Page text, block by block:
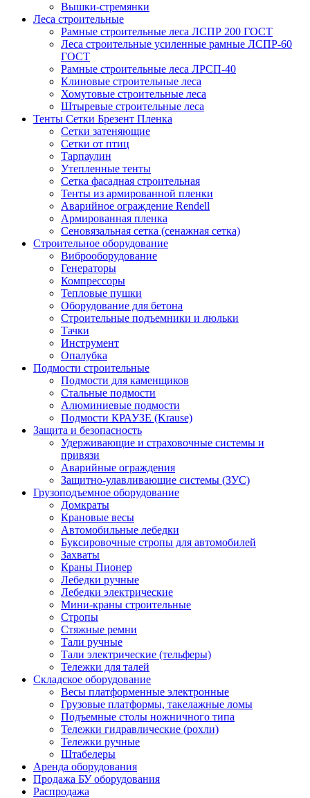
Вышки-стремянки
Леса строительные
Рамные строительные леса ЛСПР 200 ГОСТ
Леса строительные усиленные рамные ЛСПР-60
ГОСТ
Рамные строительные леса ЛРСП-40
Клиновые строительные леса
Хомутовые строительные леса
Штыревые строительные леса
Тенты Сетки Брезент Пленка
Сетки затеняющие
Сетки от птиц
Тарпаулин
Утепленные тенты
Сетка фасадная строительная
Тенты из армированной пленки
Аварийное ограждение Rendell
Армированная пленка
Сеновязальная сетка (сенажная сетка)
Строительное оборудование
Виброоборудование
Генераторы
Компрессоры
Тепловые пушки
Оборудование для бетона
Строительные подъемники и люльки
Тачки
Инструмент
Опалубка
Подмости строительные
Подмости для каменщиков
Стальные подмости
Алюминиевые подмости
Подмости КРАУЗЕ (Krause)
Защита и безопасность
Удерживающие и страховочные системы и
привязи
Аварийные ограждения
Защитно-улавливающие системы (ЗУС)
Грузоподъемное оборудование
Домкраты
Крановые весы
Автомобильные лебедки
Буксировочные стропы для автомобилей
Захваты
Краны Пионер
Лебедки ручные
Лебедки электрические
Мини-краны строительные
Стропы
Стяжные ремни
Тали ручные
Тали электрические (тельферы)
Тележки для талей
Складское оборудование
Весы платформенные электронные
Грузовые платформы, такелажные ломы
Подъемные столы ножничного типа
Тележки гидравлические (рохли)
Тележки ручные
Штабелеры
Аренда оборудования
Продажа БУ оборудования
Распродажа